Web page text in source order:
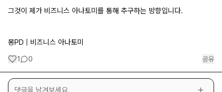
그것이 제가 비즈니스 아나토미를 통해 추구하는 방향입니다.
몽PD | 비즈니스 아나토미
1 0 공유
댓글을 남겨보세요